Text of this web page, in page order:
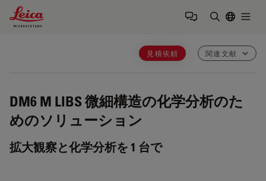
Leica Microsystems Logo
見積依頼 関連文献
DM6 M LIBS微細構造の化学分析のた
めのソリューション
拡大観察と化学分析を 1 台で